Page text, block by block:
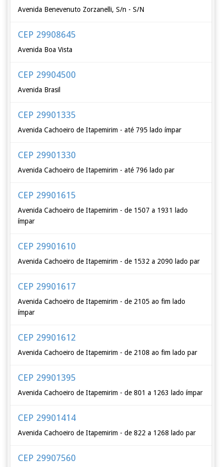
Avenida Benevenuto Zorzanelli, S/n - S/N
CEP 29908645
Avenida Boa Vista
CEP 29904500
Avenida Brasil
CEP 29901335
Avenida Cachoeiro de Itapemirim - até 795 lado ímpar
CEP 29901330
Avenida Cachoeiro de Itapemirim - até 796 lado par
CEP 29901615
Avenida Cachoeiro de Itapemirim - de 1507 a 1931 lado
ímpar
CEP 29901610
Avenida Cachoeiro de Itapemirim - de 1532 a 2090 lado par
CEP 29901617
Avenida Cachoeiro de Itapemirim - de 2105 ao fim lado
ímpar
CEP 29901612
Avenida Cachoeiro de Itapemirim - de 2108 ao fim lado par
CEP 29901395
Avenida Cachoeiro de Itapemirim - de 801 a 1263 lado ímpar
CEP 29901414
Avenida Cachoeiro de Itapemirim - de 822 a 1268 lado par
CEP 29907560